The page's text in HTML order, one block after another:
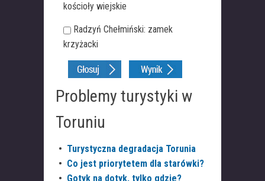
kościoły wiejskie
Radzyń Chełmiński: zamek
krzyżacki
Problemy turystyki w
Toruniu
• Turystyczna degradacja Torunia
• Co jest priorytetem dla starówki?
• Gotyk na dotyk, tylko gdzie?